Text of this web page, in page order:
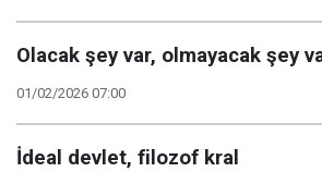
Olacak şey var, olmayacak şey
01/02/2026 07:00
İdeal devlet, filozof kral